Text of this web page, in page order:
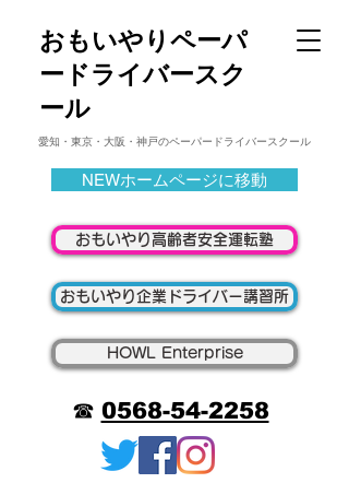
​おもいやりペーパ
ードライバースク
ール
☎ 0568-54-2258
愛知・東京・大阪・神戸のペーパードライバースクール
NEWホームページに移動
おもいやり高齢者安全運転塾
おもいやり企業ドライバー講習所
HOWL Enterprise